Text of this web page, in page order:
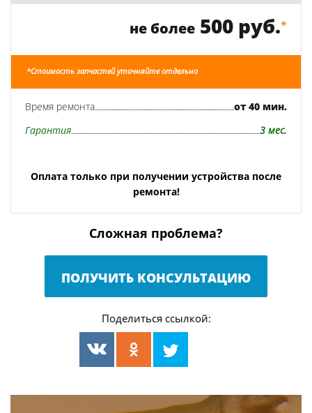
не более 500 руб.*
*Стоимость запчастей уточняйте отдельно
Время ремонта
от 40 мин.
Гарантия
3 мес.
Оплата только при получении устройства после
ремонта!
Сложная проблема?
ПОЛУЧИТЬ КОНСУЛЬТАЦИЮ
Поделиться ссылкой: